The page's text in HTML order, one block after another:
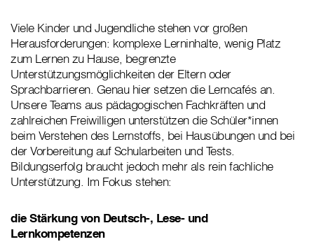
Viele Kinder und Jugendliche stehen vor großen
Herausforderungen: komplexe Lerninhalte, wenig Platz
zum Lernen zu Hause, begrenzte
Unterstützungsmöglichkeiten der Eltern oder
Sprachbarrieren. Genau hier setzen die Lerncafés an.
Unsere Teams aus pädagogischen Fachkräften und
zahlreichen Freiwilligen unterstützen die Schüler*innen
beim Verstehen des Lernstoffs, bei Hausübungen und bei
der Vorbereitung auf Schularbeiten und Tests.
Bildungserfolg braucht jedoch mehr als rein fachliche
Unterstützung. Im Fokus stehen:
die Stärkung von Deutsch-, Lese- und
Lernkompetenzen